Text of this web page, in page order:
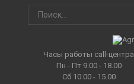
Часы работы call-центра
Пн - Пт 9.00 - 18.00
Сб 10.00 - 15.00